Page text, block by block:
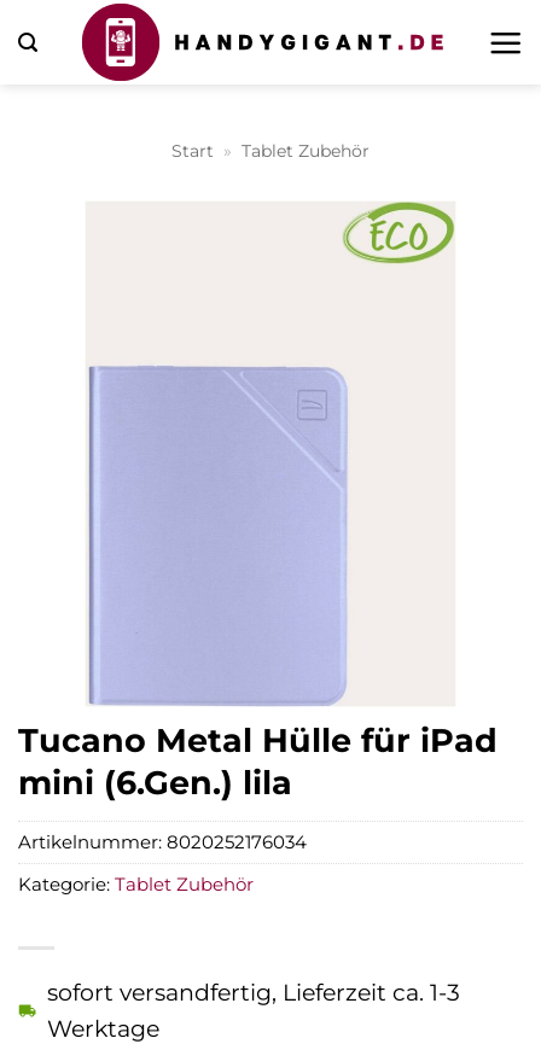
Inhalt
Start » Tablet Zubehör
Tucano Metal Hülle für iPad
mini (6.Gen.) lila
sofort versandfertig, Lieferzeit ca. 1-3
Werktage
Artikelnummer: 8020252176034
Kategorie: Tablet Zubehör